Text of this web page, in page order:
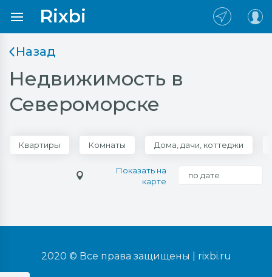
Rixbi
Назад
Недвижимость в
Североморске
Квартиры Комнаты Дома, дачи, коттеджи
Показать на
карте
по дате
2020 © Все права защищены | rixbi.ru